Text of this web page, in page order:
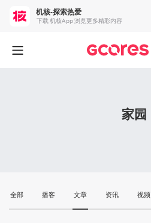
家园
全部 播客 文章 资讯 视频
机核-探索热爱
下载 机核App 浏览更多精彩内容